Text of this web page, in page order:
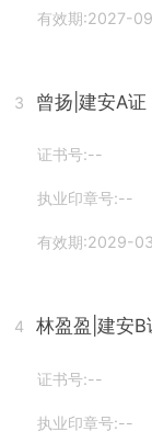
有效期:2027-
3 曾扬 |建安A证
证书号:--
执业印章号:--
有效期:2029-
4 林盈盈 |建安B
证书号:--
执业印章号:--